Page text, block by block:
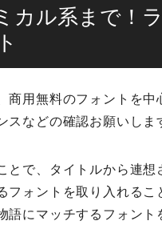
カル系まで！
商用無料のフォントを
などの確認お願いしま
とで、タイトルから連想
フォントを取り入れる
語にマッチするフォント